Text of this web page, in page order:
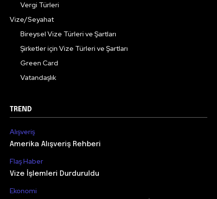
Vergi Türleri
Vize/Seyahat
Bireysel Vize Türleri ve Şartları
Şirketler için Vize Türleri ve Şartları
Green Card
Vatandaşlık
TREND
Alışveriş
Amerika Alışveriş Rehberi
Flaş Haber
Vize İşlemleri Durduruldu
Ekonomi